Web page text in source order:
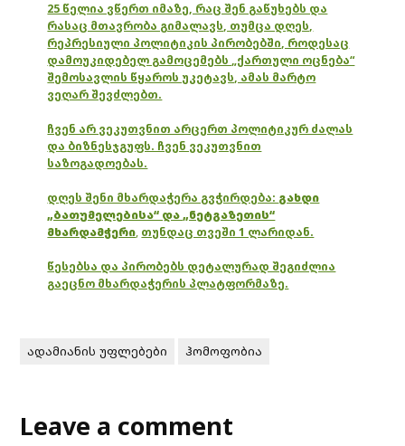
25 წელია ვწერთ იმაზე, რაც შენ გაწუხებს და
რასაც მთავრობა გიმალავს, თუმცა დღეს,
რეპრესიული პოლიტიკის პირობებში, როდესაც
დამოუკიდებელ გამოცემებს „ქართული ოცნება“
შემოსავლის წყაროს უკეტავს, ამას მარტო
ვეღარ შევძლებთ.
ჩვენ არ ვეკუთვნით არცერთ პოლიტიკურ ძალას
და ბიზნესჯგუფს. ჩვენ ვეკუთვნით
საზოგადოებას.
დღეს შენი მხარდაჭერა გვჭირდება: გახდი
„ბათუმელებისა“ და „ნეტგაზეთის“
მხარდამჭერი, თუნდაც თვეში 1 ლარიდან.
წესებსა და პირობებს დეტალურად შეგიძლია
გაეცნო მხარდაჭერის პლატფორმაზე.
ადამიანის უფლებები ჰომოფობია
Leave a comment